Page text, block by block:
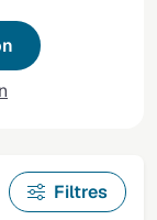
Filtres